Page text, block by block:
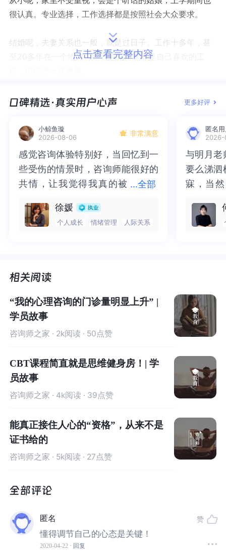
很认真。专业选择，工作选择都是按照社会大众要求。
结婚呢，夫妻关系也一般，就是过日子。工作十多年，甚
至20多年在一个地方。她们也觉得这不是自己喜欢的工
而随着社会的发展，外界的压力，加上自己的成长，她们
用她们的话来说：
“我现在职场没发展好，是因为我一直都没找到自己的方
向。如果我有一个明确的方向，我的职场会发展很好。”
这种类型的客户，女性有，男性也有。
其实对于她们来说，缺的不是方向，而是能量。
太低的能量，让她们走不出职业困境，多少年依然在以前
的状态中挣扎。
这样的客户，需要花很长的时间支持辅导，帮助她们改变
认知和提升能量状态，职场才能发生变换。
客户春丽（化名）是一位从事20多年技术工作的工程师，
其中十多年都在一家国企工作。
尽管做了很久，但是对这个工作的感情也说不上那么深，
她业余时间喜欢的是翻译。
点击查看完整内容
更多好评
小鲸鱼璇
2026-08-06
非常满意
...全部
感觉咨询体验特别好，当回忆到一
些受伤的情景时，咨询师能很好的
共情，让我觉得我真的被
一部分未处理的情绪被注意到了，
而且当咨询师准确说出我当时的情
觉轻快了很多，感觉轻松了。很感
谢咨询师姐姐！
感觉咨询体验特别好，当回忆到一
些受伤的情景时，咨询师能很好的
共情，让我觉得我真的被抱住了。
处理的情绪被注意到了，而且当咨
询师准确说出我当时的情绪，我感
了很多，感觉轻松了。很感谢咨询
师姐姐！
徐媛
个人成长 情绪管理 人际关系
匿名
2026-
与明月老
要么涕泗
寐，当
来，觉
再困于
与明月老
要么涕泗
寐，当然
不必再
梏，更
“我的心理咨询的门诊量明显上升” |
学员故事
咨询师之家 · 2k阅读 · 50点赞
CBT课程简直就是思维健身房！| 学
员故事
咨询师之家 · 4k阅读 · 39点赞
能真正接住人心的“资格”，从来不是
证书给的
咨询师之家 · 5k阅读 · 27点赞
匿名
懂得调节自己的心态是关键！
2020-04-22 · 回复
赞